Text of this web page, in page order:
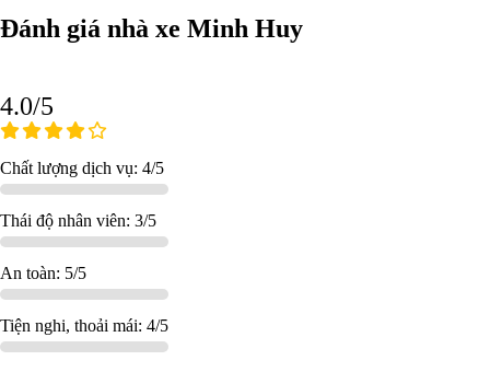
Đánh giá nhà xe Minh Huy
4.0/5
Chất lượng dịch vụ: 4/5
Thái độ nhân viên: 3/5
An toàn: 5/5
Tiện nghi, thoải mái: 4/5